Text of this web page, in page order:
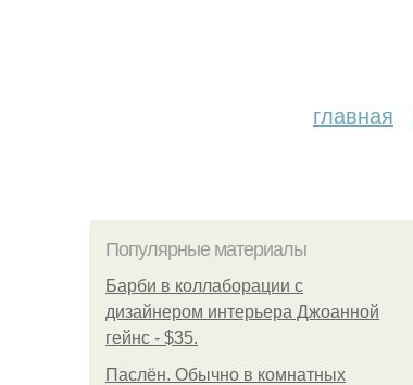
главная
Популярные материалы
Барби в коллаборации с
дизайнером интерьера Джоанной
гейнс - $35.
Паслён. Обычно в комнатных